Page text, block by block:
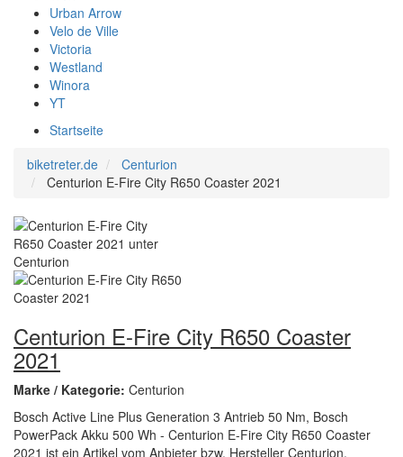
Urban Arrow
Velo de Ville
Victoria
Westland
Winora
YT
Startseite
biketreter.de
Centurion
Centurion E-Fire City R650 Coaster 2021
Centurion E-Fire City R650 Coaster
2021
Marke / Kategorie: Centurion
Bosch Active Line Plus Generation 3 Antrieb 50 Nm, Bosch
PowerPack Akku 500 Wh - Centurion E-Fire City R650 Coaster
2021 ist ein Artikel vom Anbieter bzw. Hersteller Centurion.